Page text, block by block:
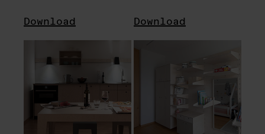
Download Download